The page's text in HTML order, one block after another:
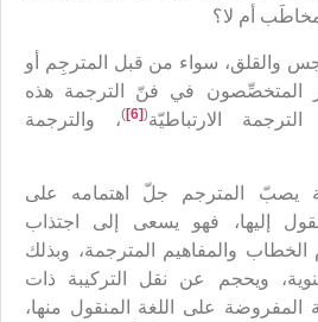
أم لا؟
والقلق، سواء من قبل المترجِم أو
المتخصِّصون في فنّ الترجمة هذه
الارتباطيّة(
[6]
)، والترجمة
يصبّ المترجم جلّ اهتمامه على
إليها، فهو يسعى إلى اجتذاب
والمفاهيم المترجمة، وبذلك
ويحجم عن نقل التركيبة ذات
المفروضة على اللغة المنقول منها،